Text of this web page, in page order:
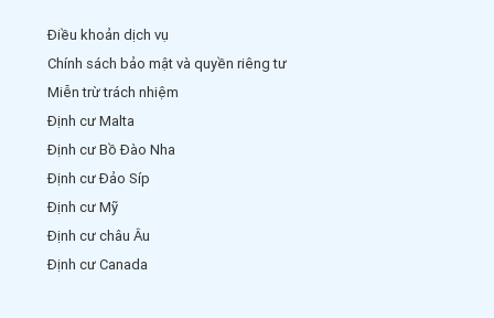
Điều khoản dịch vụ
Chính sách bảo mật và quyền riêng tư
Miễn trừ trách nhiệm
Định cư Malta
Định cư Bồ Đào Nha
Định cư Đảo Síp
Định cư Mỹ
Định cư châu Âu
Định cư Canada